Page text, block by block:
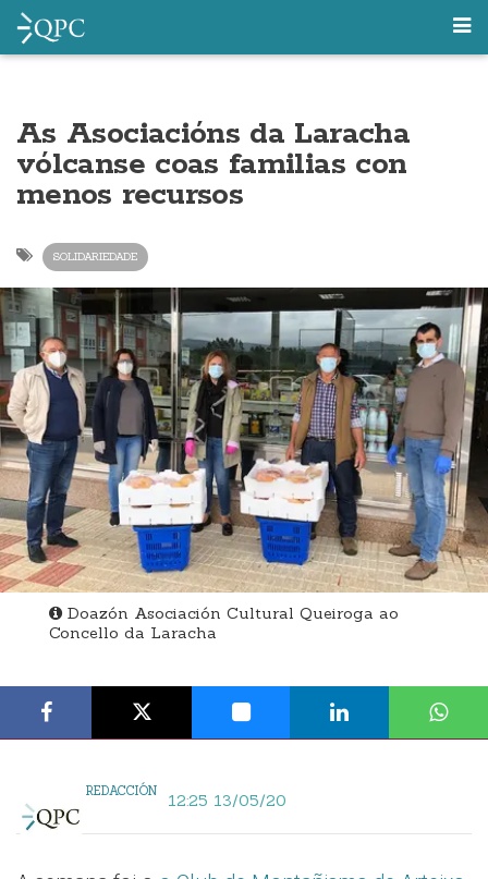
As Asociacións da Laracha
vólcanse coas familias con
menos recursos
SOLIDARIEDADE
Doazón Asociación Cultural Queiroga ao
Concello da Laracha
REDACCIÓN 12:25 13/05/20